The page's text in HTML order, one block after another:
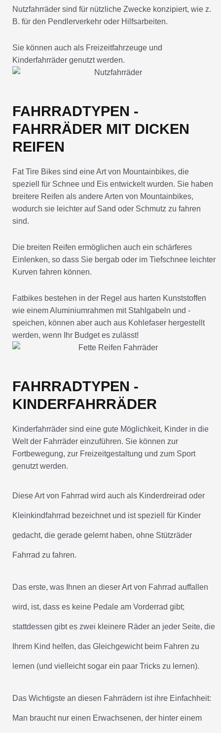
Nutzfahrräder sind für nützliche Zwecke konzipiert, wie z.
B. für den Pendlerverkehr oder Hilfsarbeiten.
Sie können auch als Freizeitfahrzeuge und
Kinderfahrräder genutzt werden.
FAHRRADTYPEN -
FAHRRÄDER MIT DICKEN
REIFEN
Fat Tire Bikes sind eine Art von Mountainbikes, die
speziell für Schnee und Eis entwickelt wurden. Sie haben
breitere Reifen als andere Arten von Mountainbikes,
wodurch sie leichter auf Sand oder Schmutz zu fahren
sind.
Die breiten Reifen ermöglichen auch ein schärferes
Einlenken, so dass Sie bergab oder im Tiefschnee leichter
Kurven fahren können.
Fatbikes bestehen in der Regel aus harten Kunststoffen
wie einem Aluminiumrahmen mit Stahlgabeln und -
speichen, können aber auch aus Kohlefaser hergestellt
werden, wenn Ihr Budget es zulässt!
FAHRRADTYPEN -
KINDERFAHRRÄDER
Kinderfahrräder sind eine gute Möglichkeit, Kinder in die
Welt der Fahrräder einzuführen. Sie können zur
Fortbewegung, zur Freizeitgestaltung und zum Sport
genutzt werden.
Diese Art von Fahrrad wird auch als Kinderdreirad oder
Kleinkindfahrrad bezeichnet und ist speziell für Kinder
gedacht, die gerade gelernt haben, ohne Stützräder
Fahrrad zu fahren.
Das erste, was Ihnen an dieser Art von Fahrrad auffallen
wird, ist, dass es keine Pedale am Vorderrad gibt;
stattdessen gibt es zwei kleinere Räder an jeder Seite, die
Ihrem Kind helfen, das Gleichgewicht beim Fahren zu
lernen (und vielleicht sogar ein paar Tricks zu lernen).
Das Wichtigste an diesen Fahrrädern ist ihre Einfachheit:
Man braucht nur einen Erwachsenen, der hinter einem